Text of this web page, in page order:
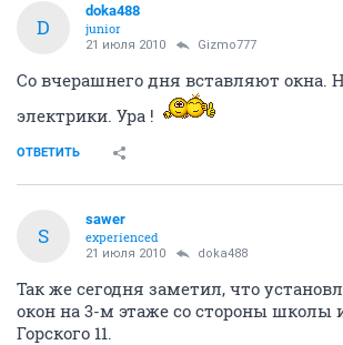
D
doka488
junior
21 июля 2010 Gizmo777
Со вчерашнего дня вставляют окна.
электрики. Ура !
ОТВЕТИТЬ
S
sawer
experienced
21 июля 2010 doka488
Так же сегодня заметил, что
окон на 3-м этаже со стороны школы
Горского 11.